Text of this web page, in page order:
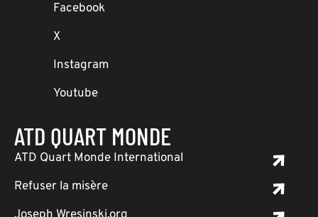
Facebook
X
Instagram
Youtube
ATD QUART MONDE
ATD Quart Monde International
Refuser la misère